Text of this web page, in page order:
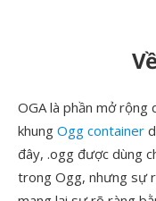
OGA là phần mở rộng
khung Ogg container
đây, .ogg được dùng
trong Ogg, nhưng sự